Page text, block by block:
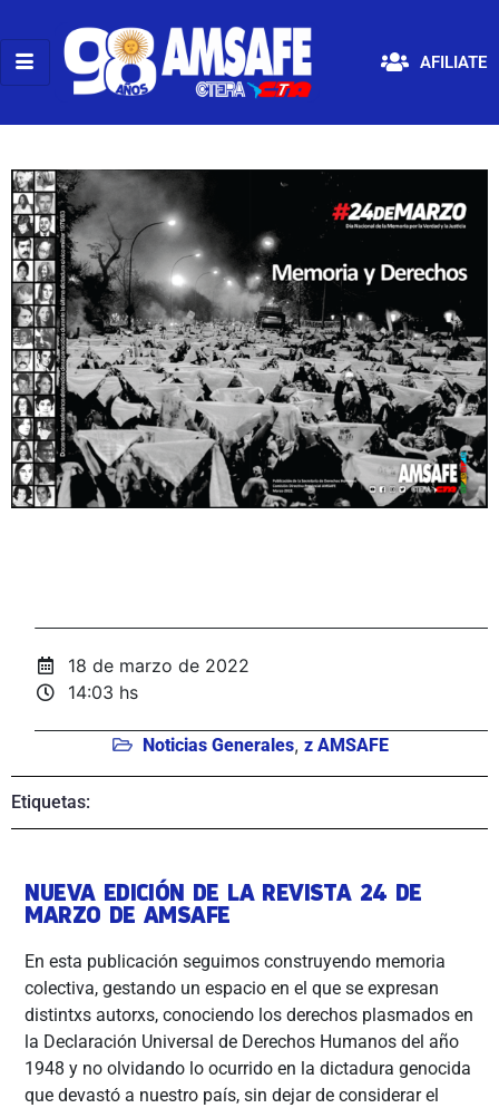
AFILIATE
18 de marzo de 2022
14:03 hs
Noticias Generales, z AMSAFE
Etiquetas:
NUEVA EDICIÓN DE LA REVISTA 24 DE
MARZO DE AMSAFE
En esta publicación seguimos construyendo memoria
colectiva, gestando un espacio en el que se expresan
distintxs autorxs, conociendo los derechos plasmados en
la Declaración Universal de Derechos Humanos del año
1948 y no olvidando lo ocurrido en la dictadura genocida
que devastó a nuestro país, sin dejar de considerar el